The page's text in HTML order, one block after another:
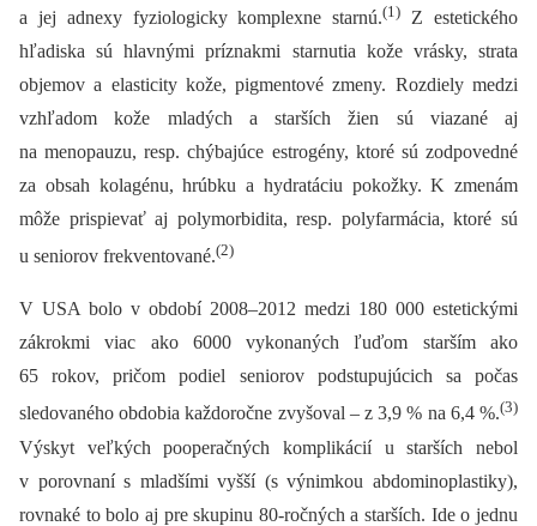
a jej adnexy fyziologicky komplexne starnú.(1) Z estetického
hľadiska sú hlavnými príznakmi starnutia kože vrásky, strata
objemov a elasticity kože, pigmentové zmeny. Rozdiely medzi
vzhľadom kože mladých a starších žien sú viazané aj
na menopauzu, resp. chýbajúce estrogény, ktoré sú zodpovedné
za obsah kolagénu, hrúbku a hydratáciu pokožky. K zmenám
môže prispievať aj polymorbidita, resp. polyfarmácia, ktoré sú
u seniorov frekventované.(2)
V USA bolo v období 2008–2012 medzi 180 000 estetickými
zákrokmi viac ako 6000 vykonaných ľuďom starším ako
65 rokov, pričom podiel seniorov podstupujúcich sa počas
sledovaného obdobia každoročne zvyšoval –⁠ z 3,9 % na 6,4 %.(3)
Výskyt veľkých pooperačných komplikácií u starších nebol
v porovnaní s mladšími vyšší (s výnimkou abdominoplastiky),
rovnaké to bolo aj pre skupinu 80-ročných a starších. Ide o jednu